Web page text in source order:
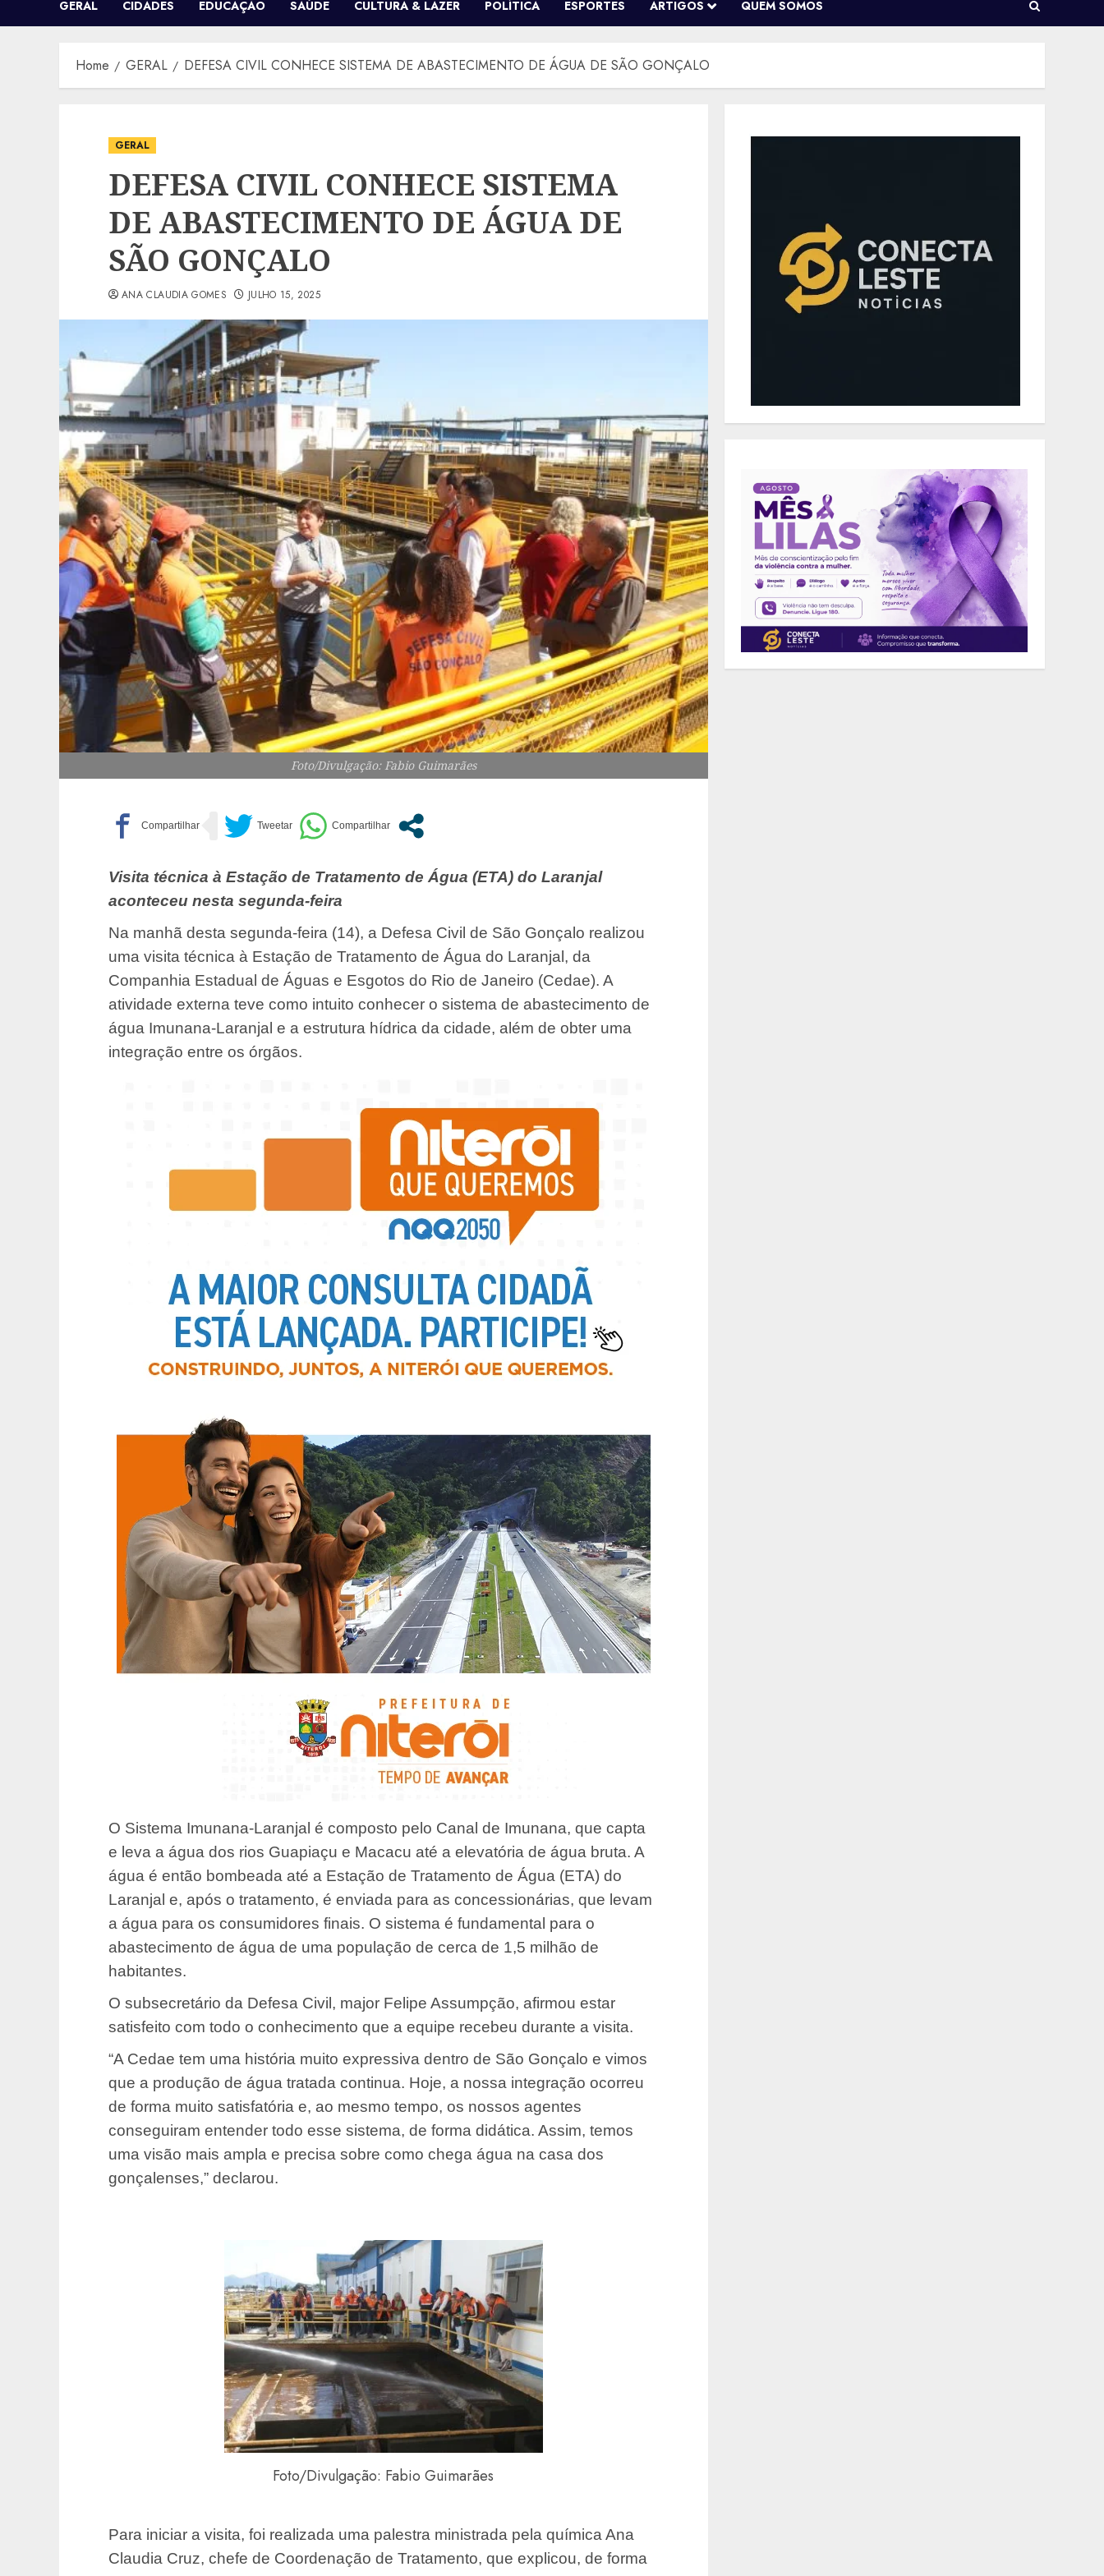
GERAL CIDADES EDUCAÇÃO SAÚDE CULTURA & LAZER POLÍTICA ESPORTES ARTIGOS QUEM SOMOS
Home GERAL DEFESA CIVIL CONHECE SISTEMA DE ABASTECIMENTO DE ÁGUA DE SÃO GONÇALO
GERAL
DEFESA CIVIL CONHECE SISTEMA
DE ABASTECIMENTO DE ÁGUA DE
SÃO GONÇALO
ANA CLAUDIA GOMES JULHO 15, 2025
Foto/Divulgação: Fabio Guimarães
Visita técnica à Estação de Tratamento de Água (ETA) do Laranjal
aconteceu nesta segunda-feira
Na manhã desta segunda-feira (14), a Defesa Civil de São Gonçalo realizou
uma visita técnica à Estação de Tratamento de Água do Laranjal, da
Companhia Estadual de Águas e Esgotos do Rio de Janeiro (Cedae). A
atividade externa teve como intuito conhecer o sistema de abastecimento de
água Imunana-Laranjal e a estrutura hídrica da cidade, além de obter uma
integração entre os órgãos.
O Sistema Imunana-Laranjal é composto pelo Canal de Imunana, que capta
e leva a água dos rios Guapiaçu e Macacu até a elevatória de água bruta. A
água é então bombeada até a Estação de Tratamento de Água (ETA) do
Laranjal e, após o tratamento, é enviada para as concessionárias, que levam
a água para os consumidores finais. O sistema é fundamental para o
abastecimento de água de uma população de cerca de 1,5 milhão de
habitantes.
O subsecretário da Defesa Civil, major Felipe Assumpção, afirmou estar
satisfeito com todo o conhecimento que a equipe recebeu durante a visita.
“A Cedae tem uma história muito expressiva dentro de São Gonçalo e vimos
que a produção de água tratada continua. Hoje, a nossa integração ocorreu
de forma muito satisfatória e, ao mesmo tempo, os nossos agentes
conseguiram entender todo esse sistema, de forma didática. Assim, temos
uma visão mais ampla e precisa sobre como chega água na casa dos
gonçalenses,” declarou.
Foto/Divulgação: Fabio Guimarães
Para iniciar a visita, foi realizada uma palestra ministrada pela química Ana
Claudia Cruz, chefe de Coordenação de Tratamento, que explicou, de forma